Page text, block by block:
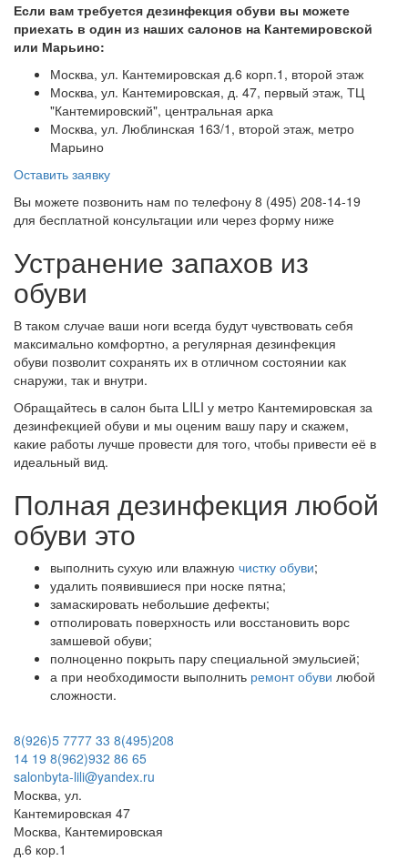
Если вам требуется дезинфекция обуви вы можете
приехать в один из наших салонов на Кантемировской
или Марьино:
Москва, ул. Кантемировская д.6 корп.1, второй этаж
Москва, ул. Кантемировская, д. 47, первый этаж, ТЦ
"Кантемировский", центральная арка
Москва, ул. Люблинская 163/1, второй этаж, метро
Марьино
Оставить заявку
Вы можете позвонить нам по телефону 8 (495) 208-14-19
для бесплатной консультации или через форму ниже
Устранение запахов из
обуви
В таком случае ваши ноги всегда будут чувствовать себя
максимально комфортно, а регулярная дезинфекция
обуви позволит сохранять их в отличном состоянии как
снаружи, так и внутри.
Обращайтесь в салон быта LILI у метро Кантемировская за
дезинфекцией обуви и мы оценим вашу пару и скажем,
какие работы лучше провести для того, чтобы привести её в
идеальный вид.
Полная дезинфекция любой
обуви это
выполнить сухую или влажную чистку обуви;
удалить появившиеся при носке пятна;
замаскировать небольшие дефекты;
отполировать поверхность или восстановить ворс
замшевой обуви;
полноценно покрыть пару специальной эмульсией;
а при необходимости выполнить ремонт обуви любой
сложности.
8(926)5 7777 33 8(495)208
14 19 8(962)932 86 65
salonbyta-lili@yandex.ru
Москва, ул.
Кантемировская 47
Москва, Кантемировская
д.6 кор.1